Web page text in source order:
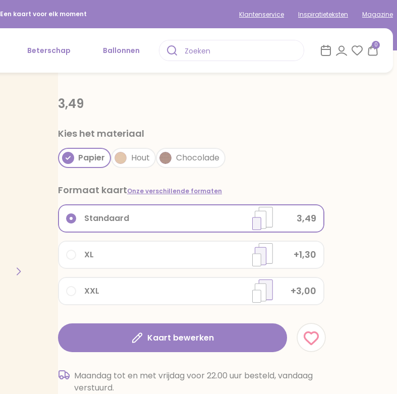
Een kaart voor elk moment Klantenservice Inspiratieteksten Magazine
Beterschap Ballonnen
0
3,49
Kies het materiaal
Papier Hout Chocolade
Formaat kaartOnze verschillende formaten
XXL +3,00
XL +1,30
Standaard 3,49
Kaart bewerken
Maandag tot en met vrijdag voor 22.00 uur besteld, vandaag
verstuurd.